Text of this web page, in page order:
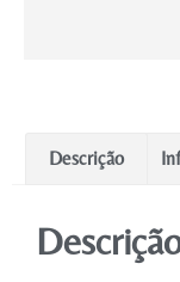
Descrição